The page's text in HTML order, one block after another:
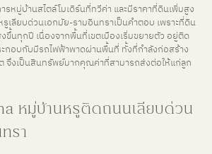
หมู่บ้านสไตล์โมเดิร์นที่ทวีค่า และมีราคาที่ดินเพิ่มสูง
เลียบด่วนเอกมัย-รามอินทราเป็นคำตอบ เพราะที่ดิน
ขึ้นทุกปี เนื่องจากพื้นที่เขตเมืองเริ่มขยายตัว อยู่ติด
กอบกับมีรถไฟฟ้าพาดผ่านพื้นที่ ทั้งที่กำลังก่อสร้าง
ต จึงเป็นสินทรัพย์มากคุณค่าที่สามารถส่งต่อให้แก่ลูก
หมู่บ้านหรูติดถนนเลียบด่วน
รา